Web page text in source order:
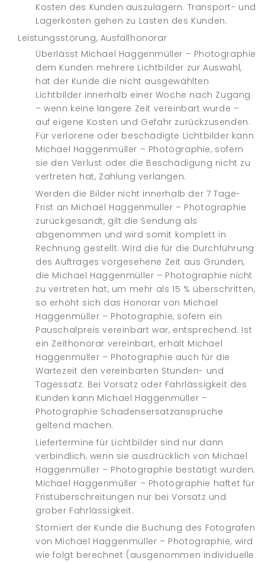
Kosten des Kunden auszulagern. Transport- und
Lagerkosten gehen zu Lasten des Kunden.
Leistungsstörung, Ausfallhonorar
Überlässt Michael Haggenmüller – Photographie
dem Kunden mehrere Lichtbilder zur Auswahl,
hat der Kunde die nicht ausgewählten
Lichtbilder innerhalb einer Woche nach Zugang
– wenn keine längere Zeit vereinbart wurde –
auf eigene Kosten und Gefahr zurückzusenden.
Für verlorene oder beschädigte Lichtbilder kann
Michael Haggenmüller – Photographie, sofern
sie den Verlust oder die Beschädigung nicht zu
vertreten hat, Zahlung verlangen.
Werden die Bilder nicht innerhalb der 7 Tage-
Frist an Michael Haggenmüller – Photographie
zurückgesandt, gilt die Sendung als
abgenommen und wird somit komplett in
Rechnung gestellt. Wird die für die Durchführung
des Auftrages vorgesehene Zeit aus Gründen,
die Michael Haggenmüller – Photographie nicht
zu vertreten hat, um mehr als 15 % überschritten,
so erhöht sich das Honorar von Michael
Haggenmüller – Photographie, sofern ein
Pauschalpreis vereinbart war, entsprechend. Ist
ein Zeithonorar vereinbart, erhält Michael
Haggenmüller – Photographie auch für die
Wartezeit den vereinbarten Stunden- und
Tagessatz. Bei Vorsatz oder Fahrlässigkeit des
Kunden kann Michael Haggenmüller –
Photographie Schadensersatzansprüche
geltend machen.
Liefertermine für Lichtbilder sind nur dann
verbindlich, wenn sie ausdrücklich von Michael
Haggenmüller – Photographie bestätigt wurden.
Michael Haggenmüller – Photographie haftet für
Fristüberschreitungen nur bei Vorsatz und
grober Fahrlässigkeit.
Storniert der Kunde die Buchung des Fotografen
von Michael Haggenmüller – Photographie, wird
wie folgt berechnet (ausgenommen individuelle